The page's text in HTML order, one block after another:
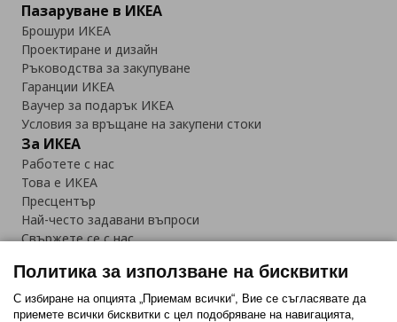
Пазаруване в ИКЕА
Брошури ИКЕА
Проектиране и дизайн
Ръководства за закупуване
Гаранции ИКЕА
Ваучер за подарък ИКЕА
Условия за връщане на закупени стоки
За ИКЕА
Работете с нас
Това е ИКЕА
Пресцентър
Най-често задавани въпроси
Свържете се с нас
Политика за използване на бисквитки
С избиране на опцията „Приемам всички“, Вие се съгласявате да
приемете всички бисквитки с цел подобряване на навигацията,